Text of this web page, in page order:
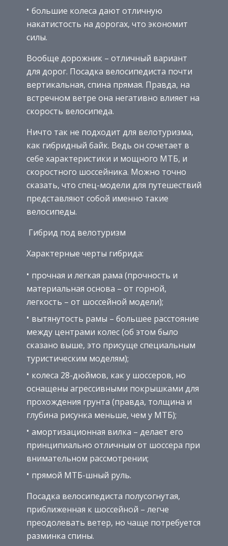
большие колеса дают отличную
накатистость на дорогах, что экономит
силы.
Вообще дорожник – отличный вариант
для дорог. Посадка велосипедиста почти
вертикальная, спина прямая. Правда, на
встречном ветре она негативно влияет на
скорость велосипеда.
Ничто так не подходит для велотуризма,
как гибридный байк. Ведь он сочетает в
себе характеристики и мощного МТБ, и
скоростного шоссейника. Можно точно
сказать, что спец-модели для путешествий
представляют собой именно такие
велосипеды.
Гибрид под велотуризм
Характерные черты гибрида:
прочная и легкая рама (прочность и
материальная основа – от горной,
легкость – от шоссейной модели);
вытянутость рамы – большее расстояние
между центрами колес (об этом было
сказано выше, это присуще специальным
туристическим моделям);
колеса 28-дюймов, как у шоссеров, но
оснащены агрессивными покрышками для
прохождения грунта (правда, толщина и
глубина рисунка меньше, чем у МТБ);
амортизационная вилка – делает его
принципиально отличным от шоссера при
внимательном рассмотрении;
прямой МТБ-шный руль.
Посадка велосипедиста полусогнутая,
приближенная к шоссейной – легче
преодолевать ветер, но чаще потребуется
разминка спины.